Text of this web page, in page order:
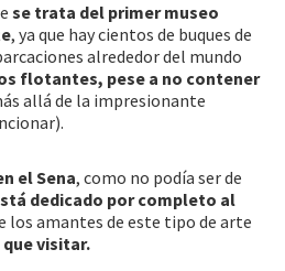
se trata del primer museo
, ya que hay cientos de buques de
alrededor del mundo
flotantes, pese a no contener
allá de la impresionante
el Sena, como no podía ser de
dedicado por completo al
los amantes de este tipo de arte
que visitar.